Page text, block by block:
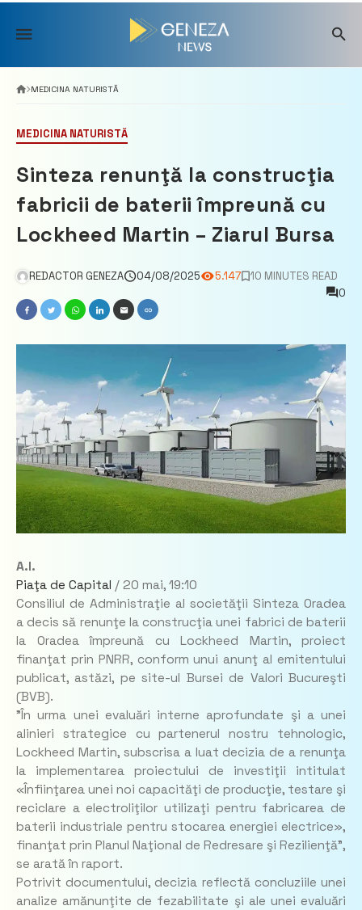
Skip
content
MEDICINA NATURISTĂ
MEDICINA NATURISTĂ
Sinteza renunţă la construcţia
fabricii de baterii împreună cu
Lockheed Martin – Ziarul Bursa
REDACTOR GENEZA 04/08/2025 5.147
10 MINUTES READ
0
A.I.
Piaţa de Capital / 20 mai, 19:10
Consiliul de Administraţie al societăţii Sinteza Oradea
a decis să renunţe la construcţia unei fabrici de baterii
la Oradea împreună cu Lockheed Martin, proiect
finanţat prin PNRR, conform unui anunţ al emitentului
publicat, astăzi, pe site-ul Bursei de Valori Bucureşti
(BVB).
"În urma unei evaluări interne aprofundate şi a unei
alinieri strategice cu partenerul nostru tehnologic,
Lockheed Martin, subscrisa a luat decizia de a renunţa
la implementarea proiectului de investiţii intitulat
«Înfiinţarea unei noi capacităţi de producţie, testare şi
reciclare a electroliţilor utilizaţi pentru fabricarea de
baterii industriale pentru stocarea energiei electrice»,
finanţat prin Planul Naţional de Redresare şi Rezilienţă",
se arată în raport.
Potrivit documentului, decizia reflectă concluziile unei
analize amănunţite de fezabilitate şi ale unei evaluări